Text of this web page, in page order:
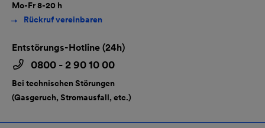
Mo-Fr 8-20 h
Rückruf vereinbaren
Entstörungs-Hotline (24h)
0800 - 2 90 10 00
Bei technischen Störungen
(Gasgeruch, Stromausfall, etc.)